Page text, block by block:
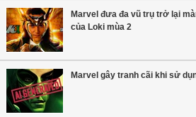
Marvel đưa đa vũ trụ trở lại
của Loki mùa 2
Marvel gây tranh cãi khi sử